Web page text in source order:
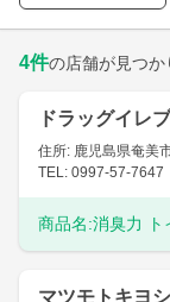
4件の店舗が見つか
ドラッグイレ
住所: 鹿児島県奄美
TEL: 0997-57-7647
商品名:消臭力 ト
マツモトキヨ